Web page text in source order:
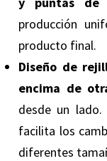
producción
producto final.
Diseño de
encima de
desde un
facilita los
diferentes